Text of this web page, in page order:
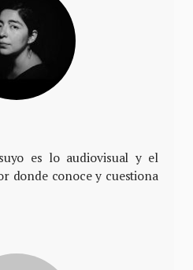
es lo audiovisual y el
donde conoce y cuestiona